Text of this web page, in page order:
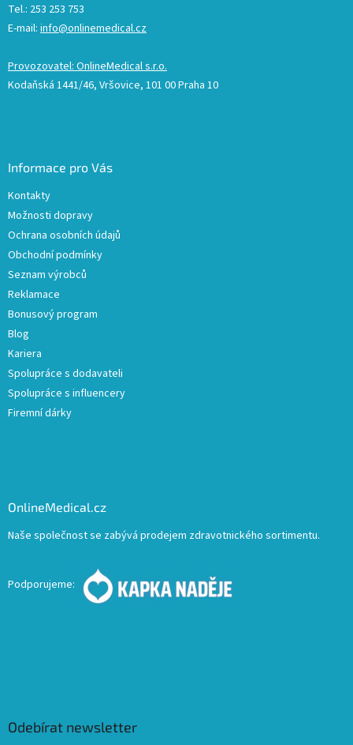
Tel.: 253 253 753
E-mail: info@onlinemedical.cz
Provozovatel: OnlineMedical s.r.o.
Kodaňská 1441/46, Vršovice, 101 00 Praha 10
Informace pro Vás
Kontakty
Možnosti dopravy
Ochrana osobních údajů
Obchodní podmínky
Seznam výrobců
Reklamace
Bonusový program
Blog
Kariera
Spolupráce s dodavateli
Spolupráce s influencery
Firemní dárky
OnlineMedical.cz
Naše společnost se zabývá prodejem zdravotnického sortimentu.
Podporujeme:
Odebírat newsletter